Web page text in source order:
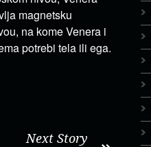
magnetsku
na kome Venera i
potrebi tela ili ega.
Next Story